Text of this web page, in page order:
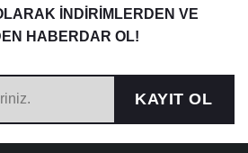
İNDİRİMLERDEN VE
HABERDAR OL!
KAYIT OL